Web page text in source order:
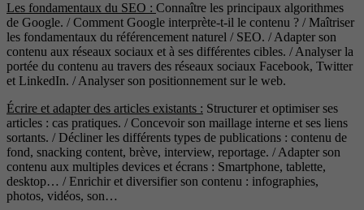
Les fondamentaux du SEO : Connaître les principaux algorithmes
de Google. / Comment Google interprète-t-il le contenu ? / Maîtriser
les fondamentaux du référencement naturel / SEO. / Adapter son
contenu aux réseaux sociaux et à ses différentes cibles. / Analyser la
portée du contenu au travers des réseaux sociaux Facebook, Twitter
et LinkedIn. / Analyser son positionnement sur le web.
Écrire et adapter des articles existants : Structurer et optimiser ses
articles : cas pratiques. / Concevoir son maillage interne et ses liens
sortants. / Décliner les différents types de publications : contenu de
fond, snacking content, brève, interview, reportage. / Adapter son
contenu aux multiples devices et écrans : Smartphone, tablette,
desktop… / Enrichir et diversifier son contenu : infographies,
photos, vidéos, son…